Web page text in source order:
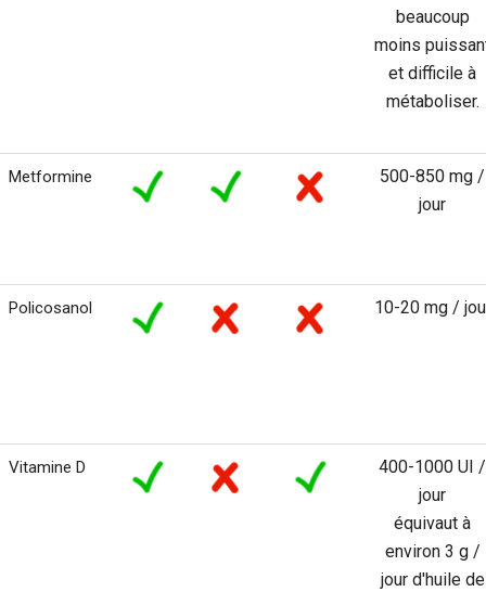
beaucoup
moins
et difficile à
métaboliser.
Metformine
500-850 mg /
jour
Policosanol 10-20 mg /
Vitamine D
400-1000 UI /
jour
équivaut à
environ 3 g /
jour d'huile de